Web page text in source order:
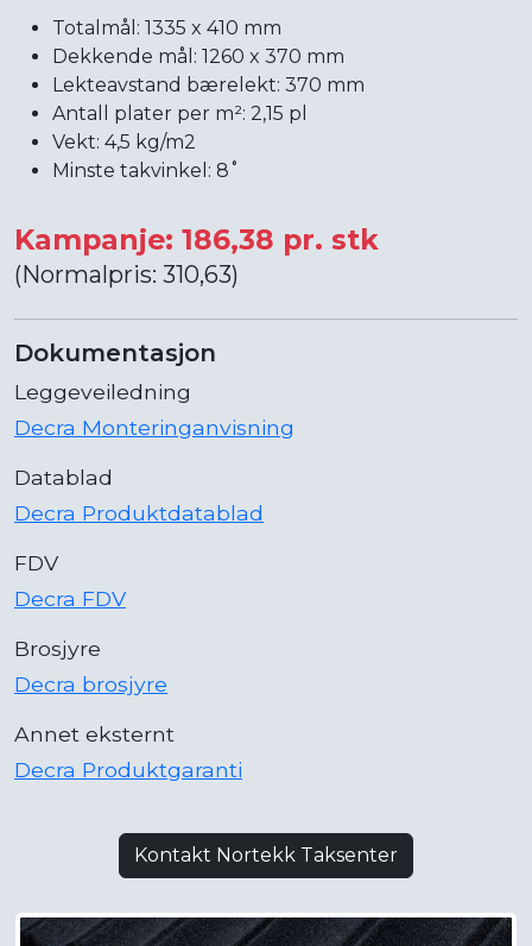
Totalmål: 1335 x 410 mm
Dekkende mål: 1260 x 370 mm
Lekteavstand bærelekt: 370 mm
Antall plater per m²: 2,15 pl
Vekt: 4,5 kg/m2
Minste takvinkel: 8˚
Kampanje: 186,38 pr. stk
(Normalpris: 310,63)
Dokumentasjon
Leggeveiledning
Decra Monteringanvisning
Datablad
Decra Produktdatablad
FDV
Decra FDV
Brosjyre
Decra brosjyre
Annet eksternt
Decra Produktgaranti
Kontakt Nortekk Taksenter